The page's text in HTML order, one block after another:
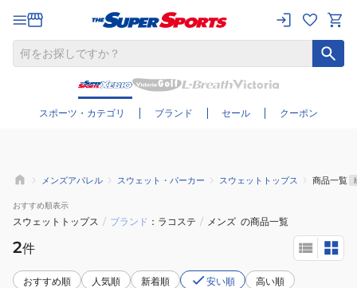
スポーツ・カテゴリ ブランド セール クーポン
さらに絞り込む
メンズアパレル スウェット・パーカー スウェットトップス 商品一覧
おすすめ順表示
スウェットトップス / ブランド ラコステ / メンズ の商品一覧
2件
おすすめ順 人気順 新着順 安い順 高い順